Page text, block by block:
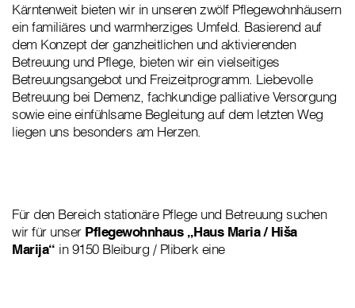
Kärntenweit bieten wir in unseren zwölf Pflegewohnhäusern
ein familiäres und warmherziges Umfeld. Basierend auf
dem Konzept der ganzheitlichen und aktivierenden
Betreuung und Pflege, bieten wir ein vielseitiges
Betreuungsangebot und Freizeitprogramm. Liebevolle
Betreuung bei Demenz, fachkundige palliative Versorgung
sowie eine einfühlsame Begleitung auf dem letzten Weg
liegen uns besonders am Herzen.
Für den Bereich stationäre Pflege und Betreuung suchen
wir für unser Pflegewohnhaus „Haus Maria / Hiša
Marija“ in 9150 Bleiburg / Pliberk eine